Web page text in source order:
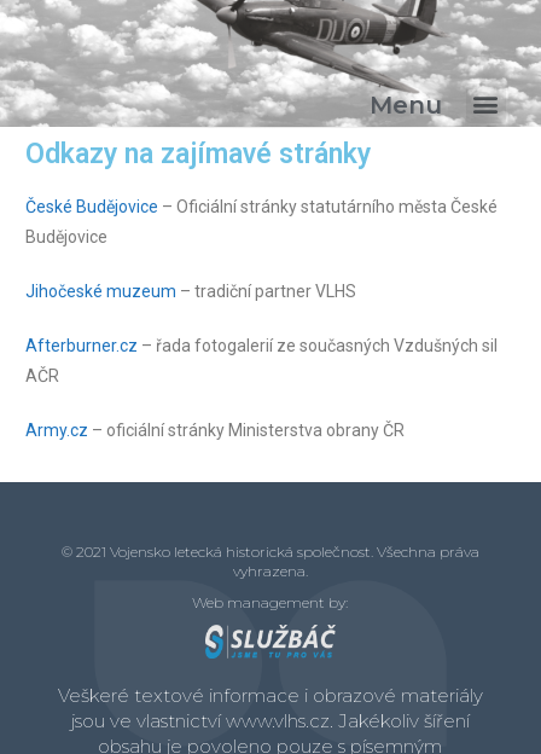
Menu
Odkazy na zajímavé stránky
České Budějovice – Oficiální stránky statutárního města České
Budějovice
Jihočeské muzeum – tradiční partner VLHS
Afterburner.cz – řada fotogalerií ze současných Vzdušných sil
AČR
Army.cz – oficiální stránky Ministerstva obrany ČR
© 2021 Vojensko letecká historická společnost. Všechna práva
vyhrazena.
Web management by:
Veškeré textové informace i obrazové materiály
jsou ve vlastnictví www.vlhs.cz. Jakékoliv šíření
obsahu je povoleno pouze s písemným